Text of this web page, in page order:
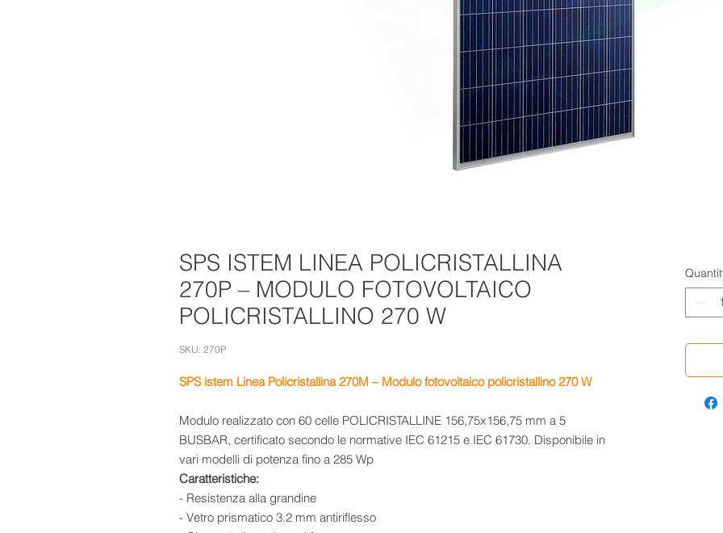
SPS ISTEM LINEA POLICRISTALLINA
270P – MODULO FOTOVOLTAICO
POLICRISTALLINO 270 W
SKU: 270P
SPS istem Linea Policristallina 270M – Modulo fotovoltaico policristallino 270 W
Modulo realizzato con 60 celle POLICRISTALLINE 156,75x156,75 mm a 5
BUSBAR, certificato secondo le normative IEC 61215 e IEC 61730. Disponibile in
vari modelli di potenza fino a 285 Wp
Caratteristiche:
- Resistenza alla grandine
- Vetro prismatico 3.2 mm antiriflesso